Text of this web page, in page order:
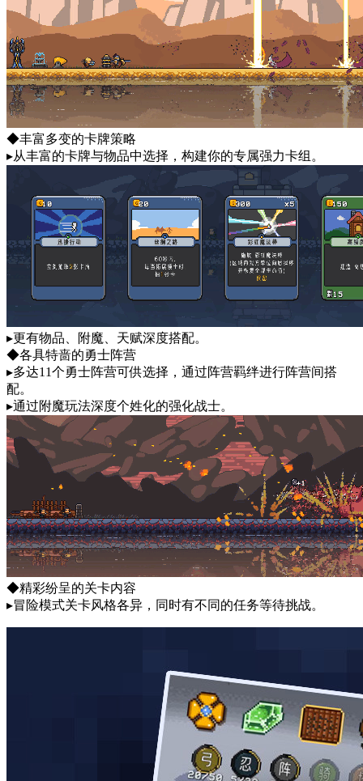
◆丰富多变的卡牌策略
▸从丰富的卡牌与物品中选择，构建你的专属强力卡组。
▸更有物品、附魔、天赋深度搭配。
◆各具特啬的勇士阵营
▸多达11个勇士阵营可供选择，通过阵营羁绊进行阵营间搭
配。
▸通过附魔玩法深度个姓化的强化战士。
◆精彩纷呈的关卡内容
▸冒险模式关卡风格各异，同时有不同的任务等待挑战。